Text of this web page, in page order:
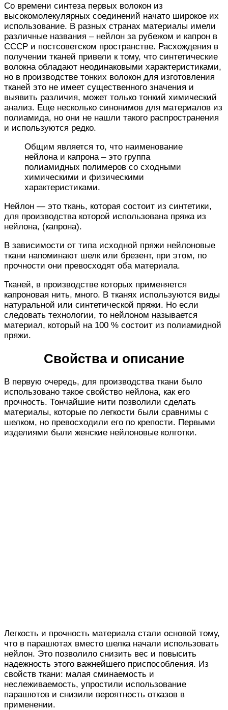
Со времени синтеза первых волокон из
высокомолекулярных соединений начато широкое их
использование. В разных странах материалы имели
различные названия – нейлон за рубежом и капрон в
СССР и постсоветском пространстве. Расхождения в
получении тканей привели к тому, что синтетические
волокна обладают неодинаковыми характеристиками,
но в производстве тонких волокон для изготовления
тканей это не имеет существенного значения и
выявить различия, может только тонкий химический
анализ. Еще несколько синонимов для материалов из
полиамида, но они не нашли такого распространения
и используются редко.
Общим является то, что наименование
нейлона и капрона – это группа
полиамидных полимеров со сходными
химическими и физическими
характеристиками.
Нейлон — это ткань, которая состоит из синтетики,
для производства которой использована пряжа из
нейлона, (капрона).
В зависимости от типа исходной пряжи нейлоновые
ткани напоминают шелк или брезент, при этом, по
прочности они превосходят оба материала.
Тканей, в производстве которых применяется
капроновая нить, много. В тканях используются виды
натуральной или синтетической пряжи. Но если
следовать технологии, то нейлоном называется
материал, который на 100 % состоит из полиамидной
пряжи.
Свойства и описание
В первую очередь, для производства ткани было
использовано такое свойство нейлона, как его
прочность. Тончайшие нити позволили сделать
материалы, которые по легкости были сравнимы с
шелком, но превосходили его по крепости. Первыми
изделиями были женские нейлоновые колготки.
Легкость и прочность материала стали основой тому,
что в парашютах вместо шелка начали использовать
нейлон. Это позволило снизить вес и повысить
надежность этого важнейшего приспособления. Из
свойств ткани: малая сминаемость и
неслеживаемость, упростили использование
парашютов и снизили вероятность отказов в
применении.